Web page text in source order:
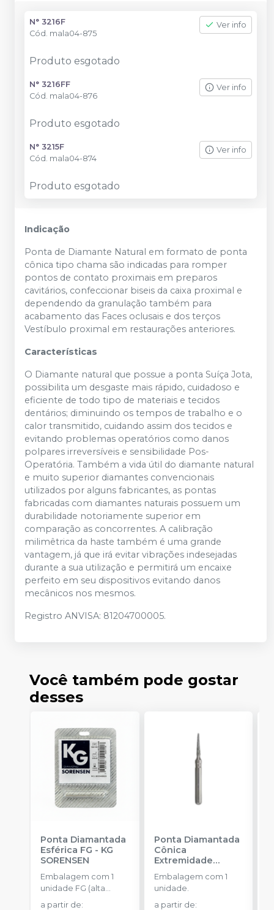
N° 3216F
Cód. mala04-875
Ver info
Produto esgotado
N° 3216FF
Cód. mala04-876
Ver info
Produto esgotado
N° 3215F
Cód. mala04-874
Ver info
Produto esgotado
Indicação
Ponta de Diamante Natural em formato de ponta
cônica tipo chama são indicadas para romper
pontos de contato proximais em preparos
cavitários, confeccionar biseis da caixa proximal e
dependendo da granulação também para
acabamento das Faces oclusais e dos terços
Vestíbulo proximal em restaurações anteriores.
Características
O Diamante natural que possue a ponta Suíça Jota,
possibilita um desgaste mais rápido, cuidadoso e
eficiente de todo tipo de materiais e tecidos
dentários; diminuindo os tempos de trabalho e o
calor transmitido, cuidando assim dos tecidos e
evitando problemas operatórios como danos
polpares irreversíveis e sensibilidade Pos-
Operatória. Também a vida útil do diamante natural
e muito superior diamantes convencionais
utilizados por alguns fabricantes, as pontas
fabricadas com diamantes naturais possuem um
durabilidade notoriamente superior em
comparação as concorrentes. A calibração
milimêtrica da haste também é uma grande
vantagem, já que irá evitar vibrações indesejadas
durante a sua utilização e permitirá um encaixe
perfeito em seu dispositivos evitando danos
mecânicos nos mesmos.
Registro ANVISA: 81204700005.
Você também pode gostar
desses
Ponta Diamantada
Esférica FG - KG
SORENSEN
Embalagem com 1
unidade FG (alta
rotação).
a partir de:
Ponta Diamantada
Cônica
Extremidade
Arredondada FG
KG SORENSEN
Embalagem com 1
unidade.
a partir de: